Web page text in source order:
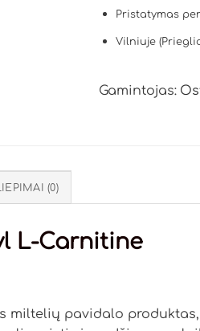
Pristatymas per
Vilniuje
Gamintojas:
(0)
L-Carnitine
miltelių pavidalo